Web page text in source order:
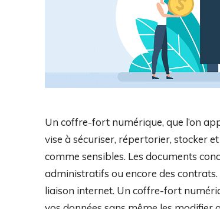
Un coffre-fort numérique, que l’on
vise à sécuriser, répertorier, stocker
comme sensibles. Les documents
administratifs ou encore des
liaison internet. Un coffre-fort